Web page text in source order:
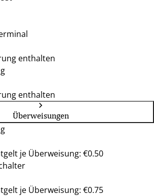
enthalten
enthalten
Überweisungen
je Überweisung: €0.50
je Überweisung: €0.75